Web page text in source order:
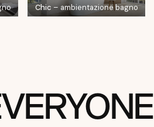
Chic – ambientazione bagno